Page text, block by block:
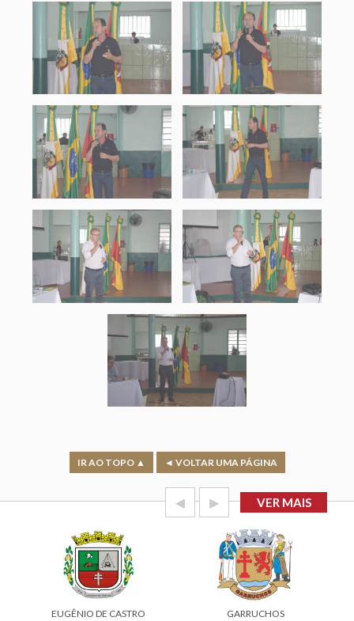
IR AO TOPO ▲ ◄ VOLTAR UMA PÁGINA
◀ ▶ VER MAIS
GIRUÁ GUARANI DAS MISSÕES